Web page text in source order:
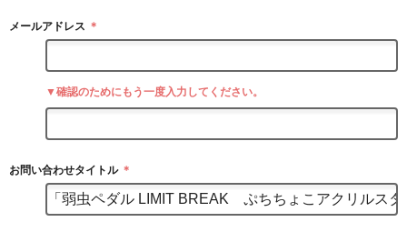
メールアドレス ＊
▼確認のためにもう一度入力してください。
お問い合わせタイトル ＊